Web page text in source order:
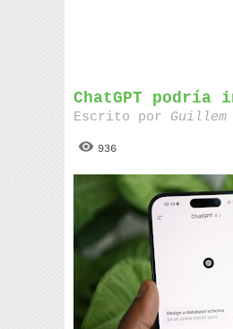
ChatGPT
Escrito por
936